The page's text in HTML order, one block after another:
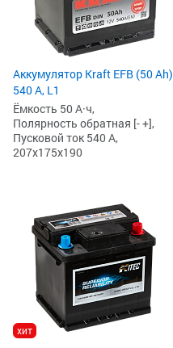
Аккумулятор Kraft EFB (50 Ah)
540 А, L1
Ёмкость 50 А·ч,
Полярность обратная [- +],
Пусковой ток 540 А,
207x175x190
хит